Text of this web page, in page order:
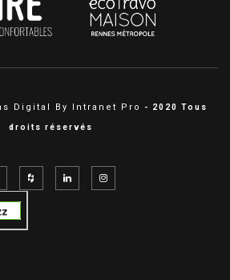
Digital By Intranet Pro - 2020 Tous
droits réservés